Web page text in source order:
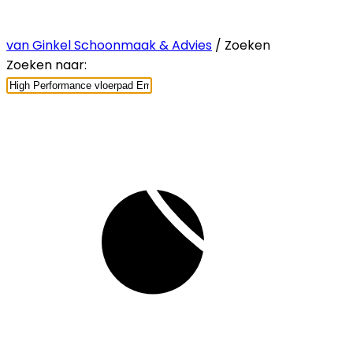
van Ginkel Schoonmaak & Advies / Zoeken
Zoeken naar: